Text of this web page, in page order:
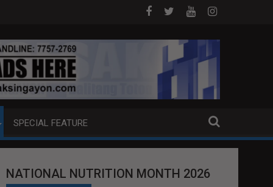
ANG EXTRADITION REQUEST NG U.S. LABAN KAY QUIBOLOY
MAHIGIT P21-M HALAGANG
SPECIAL FEATURE
NATIONAL NUTRITION MONTH 2026